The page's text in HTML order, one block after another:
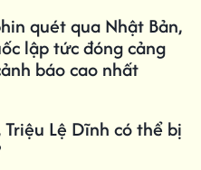
quét qua Nhật Bản,
lập tức đóng cảng
báo cao nhất
Triệu Lệ Dĩnh có thể bị